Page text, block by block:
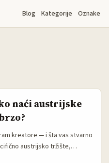
Blog Kategorije Oznake
naći austrijske
kreatore — i šta vas stvarno
austrijsko tržište,
niše grupe, plaćeni kanali i